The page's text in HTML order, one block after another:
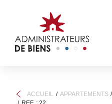
ACCUEIL APPARTEMENTS